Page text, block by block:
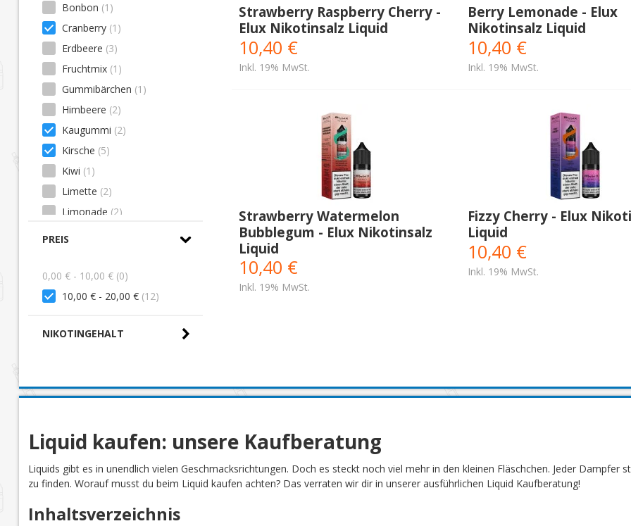
Strawberry Raspberry Cherry -
Elux Nikotinsalz Liquid
10,40 €
Inkl. 19% MwSt.
Berry Lemonade - Elux
Nikotinsalz Liquid
10,40 €
Inkl. 19% MwSt.
Strawberry Watermelon
Bubblegum - Elux Nikotinsalz
Liquid
10,40 €
Inkl. 19% MwSt.
Fizzy Cherry - Elux
Liquid
10,40 €
Inkl. 19% MwSt.
Bonbon (1)
Cranberry (1)
Erdbeere (3)
Fruchtmix (1)
Gummibärchen (1)
Himbeere (2)
Kaugummi (2)
Kirsche (5)
Kiwi (1)
Limette (2)
Limonade (2)
Menthol(1)
Minze(0)
Passionsfrucht
Wassermelone(2)
PREIS
0,00 € - 10,00 € (0)
10,00 € - 20,00 € (12)
NIKOTINGEHALT
Liquid kaufen: unsere Kaufberatung
Liquids gibt es in unendlich vielen Geschmacksrichtungen. Doch es steckt noch viel mehr in den kleinen Fläschchen. Jeder Dampfer
zu finden. Worauf musst du beim Liquid kaufen achten? Das verraten wir dir in unserer ausführlichen Liquid Kaufberatung!
Inhaltsverzeichnis